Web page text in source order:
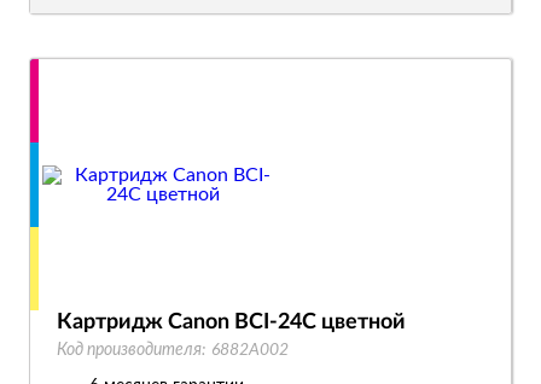
Картридж Canon BCI-24C цветной
Код производителя: 6882A002